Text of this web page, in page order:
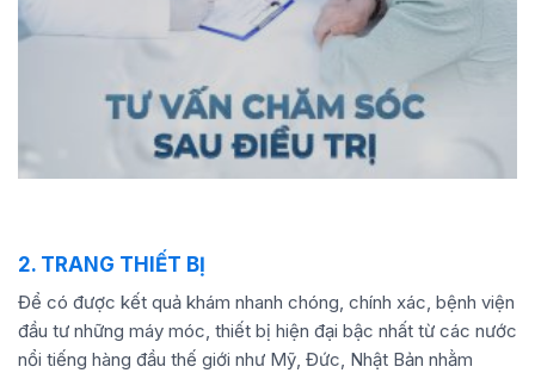
2. TRANG THIẾT BỊ
Để có được kết quả khám nhanh chóng, chính xác, bệnh viện
đầu tư những máy móc, thiết bị hiện đại bậc nhất từ các nước
nổi tiếng hàng đầu thế giới như Mỹ, Đức, Nhật Bản nhằm